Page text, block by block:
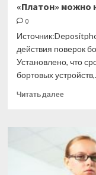
«Платон» можно
0
действия поверок
Установлено, что
бортовых
Читать далееПрочитать
2023
году
поверку